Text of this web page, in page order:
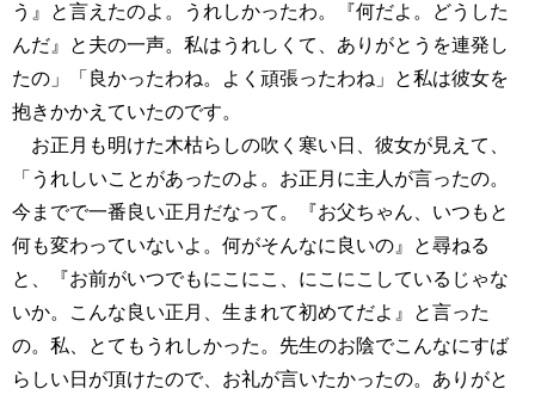
う』と言えたのよ。うれしかったわ。『何だよ。どうした
んだ』と夫の一声。私はうれしくて、ありがとうを連発し
たの」「良かったわね。よく頑張ったわね」と私は彼女を
抱きかかえていたのです。
お正月も明けた木枯らしの吹く寒い日、彼女が見えて、
「うれしいことがあったのよ。お正月に主人が言ったの。
今までで一番良い正月だなって。『お父ちゃん、いつもと
何も変わっていないよ。何がそんなに良いの』と尋ねる
と、『お前がいつでもにこにこ、にこにこしているじゃな
いか。こんな良い正月、生まれて初めてだよ』と言った
の。私、とてもうれしかった。先生のお陰でこんなにすば
らしい日が頂けたので、お礼が言いたかったの。ありがと